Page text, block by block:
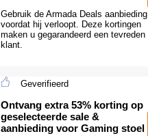
Gebruik de Armada Deals aanbieding
voordat hij verloopt. Deze kortingen
maken u gegarandeerd een tevreden
klant.
Geverifieerd
Ontvang extra 53% korting op
geselecteerde sale &
aanbieding voor Gaming stoel